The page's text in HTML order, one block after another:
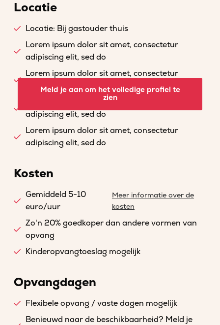
Locatie
Locatie: Bij gastouder thuis
Lorem ipsum dolor sit amet, consectetur
adipiscing elit, sed do
Lorem ipsum dolor sit amet, consectetur
adipiscing elit, sed do
Lorem ipsum dolor sit amet, consectetur
adipiscing elit, sed do
Lorem ipsum dolor sit amet, consectetur
adipiscing elit, sed do
Meld je aan om het volledige profiel te
zien
Kosten
Gemiddeld 5-10
euro/uur
Meer informatie over de
kosten
Zo'n 20% goedkoper dan andere vormen van
opvang
Kinderopvangtoeslag mogelijk
Opvangdagen
Flexibele opvang / vaste dagen mogelijk
Benieuwd naar de beschikbaarheid? Meld je